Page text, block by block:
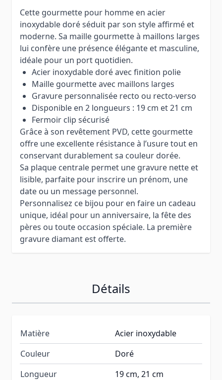
Cette gourmette pour homme en acier
inoxydable doré séduit par son style affirmé et
moderne. Sa maille gourmette à maillons larges
lui confère une présence élégante et masculine,
idéale pour un port quotidien.
Acier inoxydable doré avec finition polie
Maille gourmette avec maillons larges
Gravure personnalisée recto ou recto-verso
Disponible en 2 longueurs : 19 cm et 21 cm
Fermoir clip sécurisé
Grâce à son revêtement PVD, cette gourmette
offre une excellente résistance à l’usure tout en
conservant durablement sa couleur dorée.
Sa plaque centrale permet une gravure nette et
lisible, parfaite pour inscrire un prénom, une
date ou un message personnel.
Personnalisez ce bijou pour en faire un cadeau
unique, idéal pour un anniversaire, la fête des
pères ou toute occasion spéciale. La première
gravure diamant est offerte.
Détails
Matière
Acier inoxydable
Couleur
Doré
Longueur
19 cm, 21 cm